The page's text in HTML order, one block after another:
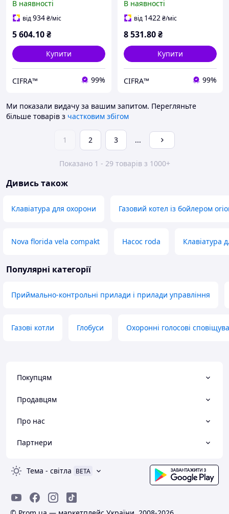
В наявності
від934₴/міс
5 604.10₴
Купити
CIFRA™ 99%
Black
В наявності
від 1422₴/міс
8 531.80₴
Купити
CIFRA™ 99%
Ми показали видачу за вашим запитом. Перегляньте
більше товарів з частковим збігом
1 2 3 ...
Показано 1 - 29 товарів з 1000+
Дивись також
Клавіатура для охорони Газовий котел із бойлером
Nova florida vela compakt Насос roda Клавіатура
Популярні категорії
Приймально-контрольні прилади і прилади управління
Газові котли Глобуси Охоронні голосові
Покупцям
Продавцям
Про нас
Партнери
Тема - світла BETA